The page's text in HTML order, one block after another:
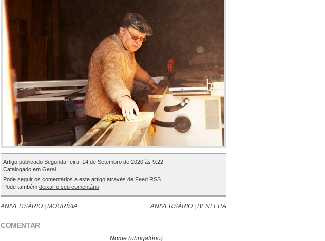
Artigo publicado Segunda-feira, 14 de Setembro de 2020 às 9:22.
Catalogado em Geral
Pode seguir os comentários a este artigo através de Feed RSS
Pode também deixar o seu comentário
ANIVERSÁRIO | MOURÍSIA ANIVERSÁRIO | BENFEITA
COMENTAR
Nome (obrigatório)